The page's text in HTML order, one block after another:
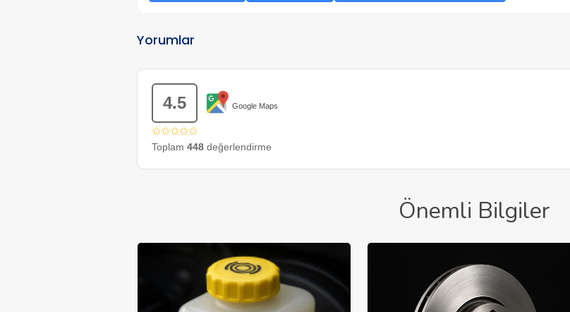
Yorumlar
4.5 Google Maps
✩✩✩✩✩
Toplam 448değerlendirme
Önemli Bilgiler